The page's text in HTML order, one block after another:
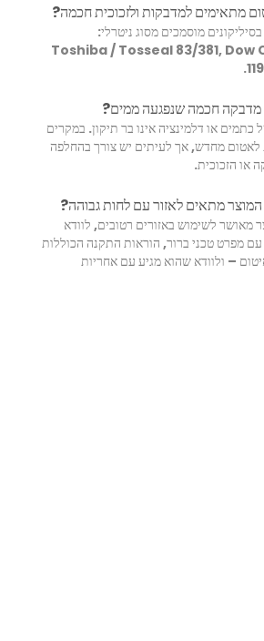
מתאימים למדבקות ולזכוכית חכמה?
מוסמכים מסוג ניטרלי:
Toshiba / Tosseal 83/381, Dow
מדבקה חכמה שנפגעה ממים?
כתמים או דלמינציה אינו בר תיקון. במקרים
לאטום מחדש, אך לעיתים יש צורך בהחלפה
או הזכוכית.
מתאים לאזור עם לחות גבוהה?
מאושר לשימוש באזורים רטובים, לוודא
מפרט טכני ברור, הוראות התקנה הכוללות
– ולוודא שהוא מגיע עם אחריות